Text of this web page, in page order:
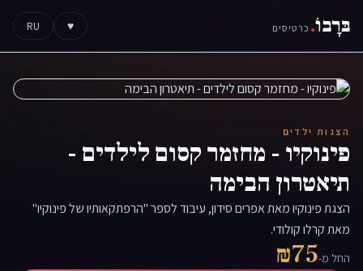
בּרָבוֹ. כרטיסים ♥
RU
הצגות ילדים
פינוקיו - מחזמר קסום לילדים -
תיאטרון הבימה
הצגת פינוקיו מאת אפרים סידון, עיבוד לספר "הרפתקאותיו של פינוקיו"
מאת קרלו קולודי.
החל מ-₪75